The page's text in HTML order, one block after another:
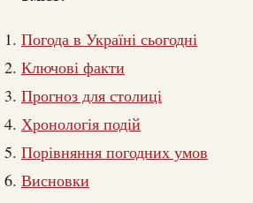
Погода в Україні сьогодні
Ключові факти
Прогноз для столиці
Хронологія подій
Порівняння погодних умов
Висновки